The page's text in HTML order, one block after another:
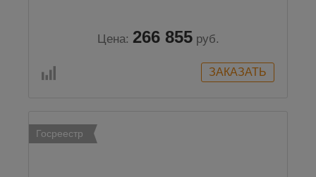
Цена: 266 855 руб.
Госреестр